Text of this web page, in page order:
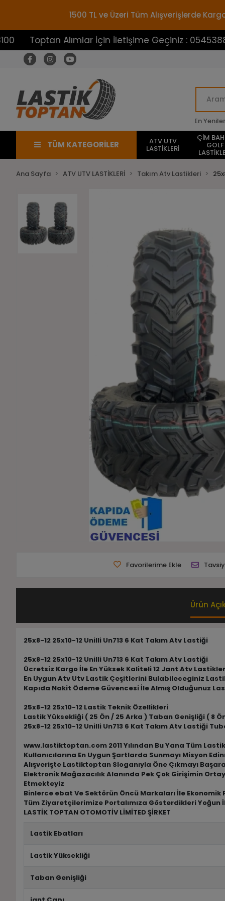
1500 TL ve Üzeri Tüm Alışverişlerde
Alımlar İçin İletişime Geçiniz : 05453883100
En Yeniler
TÜM KATEGORİLER ATV UTV
LASTİKLERİ
ÇİM
GOLF
Ana Sayfa ATV UTV LASTİKLERİ Takım Atv Lastikleri
Favorilerime Ekle
Ürün
25x8-12 25x10-12 Unilli Un713 6 Kat Takım Atv Lastiği
25x8-12 25x10-12 Unilli Un713 6 Kat Takım Atv Lastiği
Ücretsiz Kargo İle En Yüksek Kaliteli 12 Jant Atv
En Uygun Atv Utv Lastik Çeşitlerini Bulabileceginiz
Kapıda Nakit Ödeme Güvencesi İle Almış Olduğunuz
25x8-12 25x10-12 Lastik Teknik Özellikleri
Lastik Yüksekliği ( 25 Ön / 25 Arka ) Taban Genişliği ( 8
25x8-12 25x10-12 Unilli Un713 6 Kat Takım Atv Lastiği
www.lastiktoptan.com 2011 Yılından Bu Yana Tüm
Kullanıcılarına En Uygun Şartlarda Sunmayı Misyon
Alışverişte Lastiktoptan Sloganıyla Öne Çıkmayı
Elektronik Mağazacılık Alanında Pek Çok Girişimin
Etmekteyiz
Binlerce ebat Ve Sektörün Öncü Markaları İle
Tüm Ziyaretçilerimize Portalımıza Gösterdikleri Yoğun
LASTİK TOPTAN OTOMOTİV LİMİTED ŞİRKET
Lastik Ebatları
Lastik Yüksekliği
Taban Genişliği